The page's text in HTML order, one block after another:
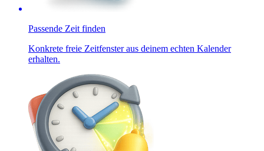
Passende Zeit finden
Konkrete freie Zeitfenster aus deinem echten Kalender
erhalten.